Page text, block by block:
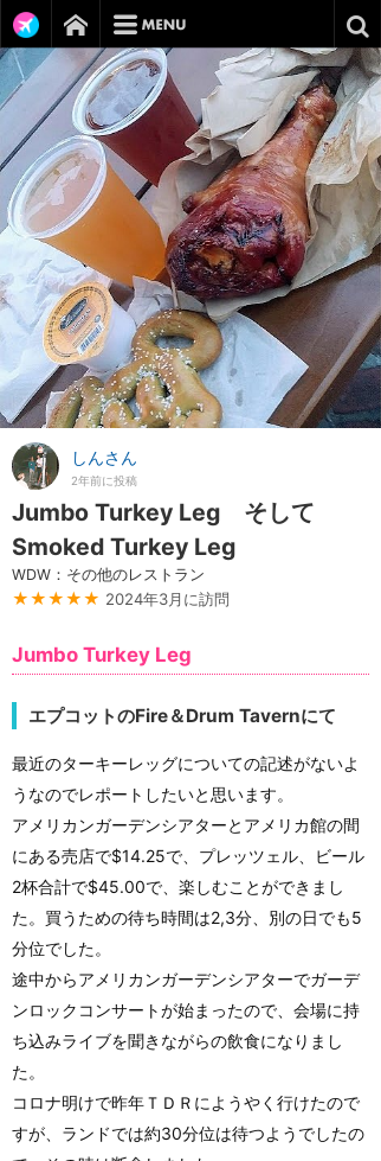
しんさん
2年前に投稿
Jumbo Turkey Leg そして
Smoked Turkey Leg
WDW：その他のレストラン
★★★★★ 2024年3月に訪問
Jumbo Turkey Leg
エプコットのFire＆Drum Tavernにて
最近のターキーレッグについての記述がないよ
うなのでレポートしたいと思います。
アメリカンガーデンシアターとアメリカ館の間
にある売店で$14.25で、プレッツェル、ビール
2杯合計で$45.00で、楽しむことができまし
た。買うための待ち時間は2,3分、別の日でも5
分位でした。
途中からアメリカンガーデンシアターでガーデ
ンロックコンサートが始まったので、会場に持
ち込みライブを聞きながらの飲食になりまし
た。
コロナ明けで昨年ＴＤＲにようやく行けたので
すが、ランドでは約30分位は待つようでしたの